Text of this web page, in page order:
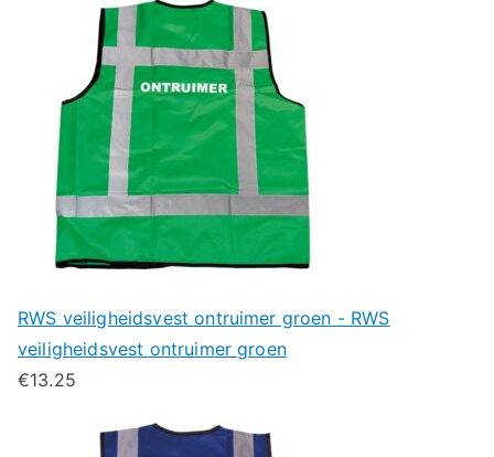
RWS veiligheidsvest ontruimer groen - RWS
veiligheidsvest ontruimer groen
€13.25